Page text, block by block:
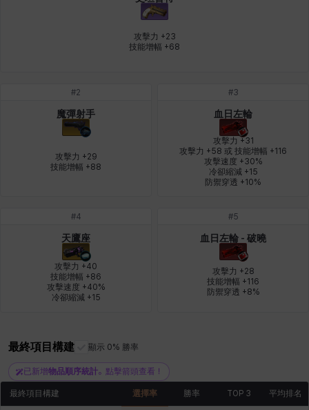
秀凱 秀雅
艾登 艾迪娜
菲歐拉
蓋瑞特 達爾科
阿爾達 雪琳
青燕 馬庫斯 馬格努斯
攻擊力 +23
技能增幅 +68
#2
魔彈射手
攻擊力 +29
技能增幅 +88
#3
血日左輪
攻擊力 +31
攻擊力 +58 或 技能增幅 +116
攻擊速度 +30%
冷卻縮減 +15
防禦穿透 +10%
#4
天鷹座
攻擊力 +40
技能增幅 +86
攻擊速度 +40%
冷卻縮減 +15
#5
血日左輪 - 破曉
攻擊力 +28
技能增幅 +116
防禦穿透 +8%
最終項目構建 顯示 0% 勝率
已新增物品順序統計。點擊箭頭查看！
最終項目構建 選擇率 勝率 TOP 3 平均排名